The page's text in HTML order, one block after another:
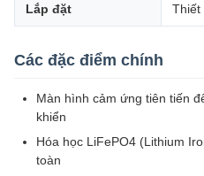
Lắp đặt Thiết
Các đặc điểm chính
Màn hình cảm ứng tiên tiến
khiển
Hóa học LiFePO4 (Lithium
toàn